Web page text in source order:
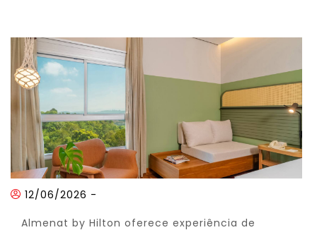
12/06/2026 -
Almenat by Hilton oferece experiência de